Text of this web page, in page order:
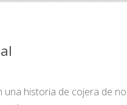
historia de cojera de